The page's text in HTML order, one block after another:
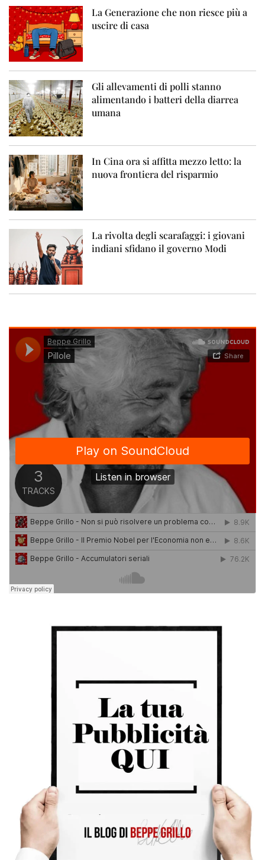
La Generazione che non riesce più a
uscire di casa
Gli allevamenti di polli stanno
alimentando i batteri della diarrea
umana
In Cina ora si affitta mezzo letto: la
nuova frontiera del risparmio
La rivolta degli scarafaggi: i giovani
indiani sfidano il governo Modi